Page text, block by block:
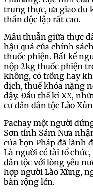
trung thực, ưa giao du
thần độc lập rất cao.
Mâu thuẫn giữa thực
hậu quả của chính
thuốc phiện. Bất kể
nộp 2kg thuốc phiện
không, có trồng hay
dịch, thuế khóa nặng
dậy. Đầu thế kỉ XX,
cư dân dân tộc Lào
Pachay một người
Sơn tỉnh Sám Nưa
của bọn Pháp đã lãnh
Là người có tài tổ
dân tộc với lòng yêu
hợp người Lào Xùng,
bàn rộng lớn.